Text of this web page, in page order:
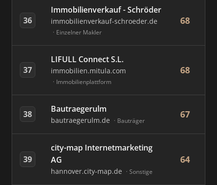
36
Immobilienverkauf - Schröder
immobilienverkauf-schroeder.de
Einzelner Makler
68
37
LIFULL Connect S.L.
immobilien.mitula.com
Immobilienplattform
68
38 Bautraegerulm
bautraegerulm.de Bauträger
67
39
city-map Internetmarketing
AG
hannover.city-map.de Sonstige
64